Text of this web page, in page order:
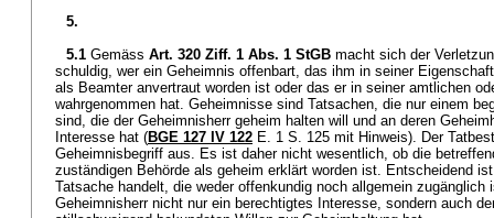
5.
5.1 Gemäss Art. 320 Ziff. 1 Abs. 1 StGB macht sich der
schuldig, wer ein Geheimnis offenbart, das ihm in seiner
als Beamter anvertraut worden ist oder das er in seiner amtlichen
wahrgenommen hat. Geheimnisse sind Tatsachen, die nur einem
sind, die der Geheimnisherr geheim halten will und an deren
Interesse hat (BGE 127 IV 122 E. 1 S. 125 mit Hinweis). Der
Geheimnisbegriff aus. Es ist daher nicht wesentlich, ob die
zuständigen Behörde als geheim erklärt worden ist. Entscheidend
Tatsache handelt, die weder offenkundig noch allgemein zugänglich
Geheimnisherr nicht nur ein berechtigtes Interesse, sondern auch